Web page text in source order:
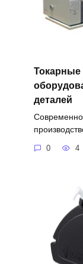
Токарные
деталей
0 4